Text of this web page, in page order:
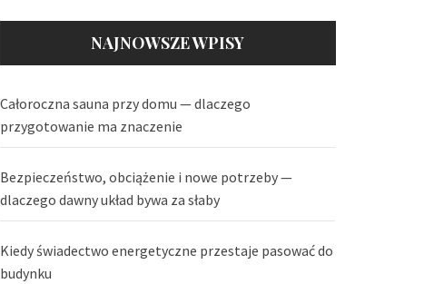
NAJNOWSZE WPISY
Całoroczna sauna przy domu — dlaczego
przygotowanie ma znaczenie
Bezpieczeństwo, obciążenie i nowe potrzeby —
dlaczego dawny układ bywa za słaby
Kiedy świadectwo energetyczne przestaje pasować do
budynku